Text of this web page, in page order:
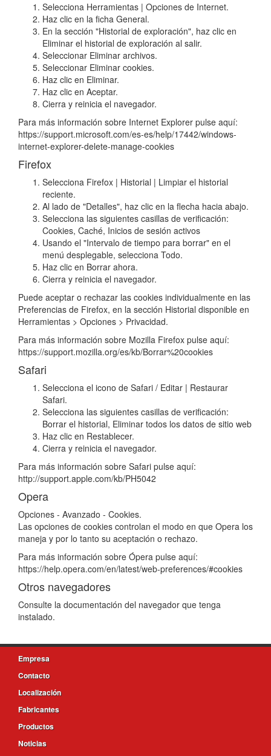
Selecciona Herramientas | Opciones de Internet.
Haz clic en la ficha General.
En la sección "Historial de exploración", haz clic en
Eliminar el historial de exploración al salir.
Seleccionar Eliminar archivos.
Seleccionar Eliminar cookies.
Haz clic en Eliminar.
Haz clic en Aceptar.
Cierra y reinicia el navegador.
Para más información sobre Internet Explorer pulse aquí:
https://support.microsoft.com/es-es/help/17442/windows-
internet-explorer-delete-manage-cookies
Firefox
Selecciona Firefox | Historial | Limpiar el historial
reciente.
Al lado de "Detalles", haz clic en la flecha hacia abajo.
Selecciona las siguientes casillas de verificación:
Cookies, Caché, Inicios de sesión activos
Usando el "Intervalo de tiempo para borrar" en el
menú desplegable, selecciona Todo.
Haz clic en Borrar ahora.
Cierra y reinicia el navegador.
Puede aceptar o rechazar las cookies individualmente en las
Preferencias de Firefox, en la sección Historial disponible en
Herramientas > Opciones > Privacidad.
Para más información sobre Mozilla Firefox pulse aquí:
https://support.mozilla.org/es/kb/Borrar%20cookies
Safari
Selecciona el icono de Safari / Editar | Restaurar
Safari.
Selecciona las siguientes casillas de verificación:
Borrar el historial, Eliminar todos los datos de sitio web
Haz clic en Restablecer.
Cierra y reinicia el navegador.
Para más información sobre Safari pulse aquí:
http://support.apple.com/kb/PH5042
Opera
Opciones - Avanzado - Cookies.
Las opciones de cookies controlan el modo en que Opera los
maneja y por lo tanto su aceptación o rechazo.
Para más información sobre Ópera pulse aquí:
https://help.opera.com/en/latest/web-preferences/#cookies
Otros navegadores
Consulte la documentación del navegador que tenga
instalado.
Empresa
Contacto
Localización
Fabricantes
Productos
Noticias